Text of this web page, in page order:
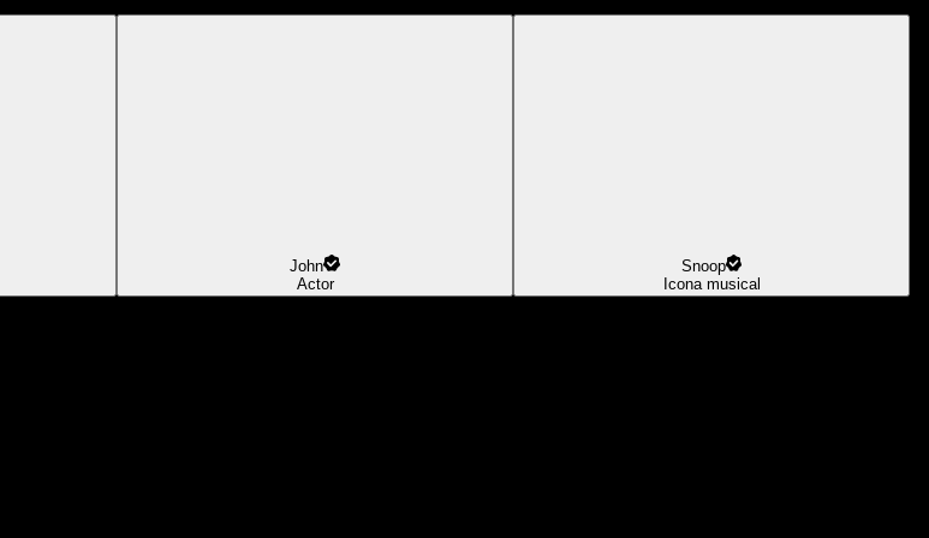
John
Actor
Snoop
Icona musical